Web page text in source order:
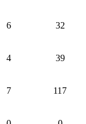
6 32
4 39
7 117